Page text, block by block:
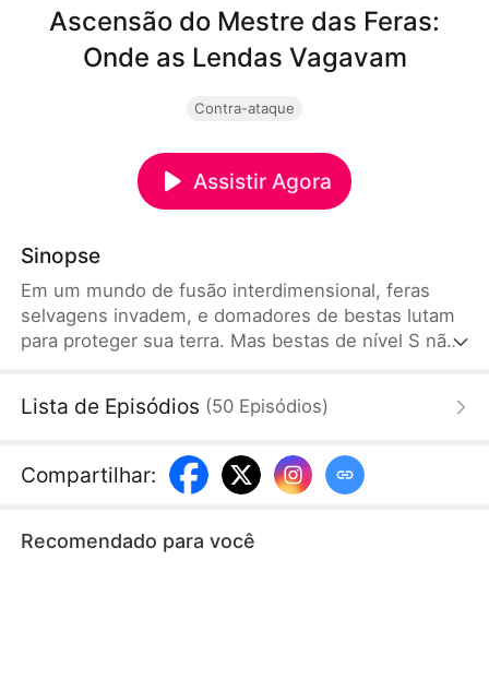
Ascensão do Mestre das Feras:
Onde as Lendas Vagavam
Contra-ataque
Assistir Agora
Sinopse
Em um mundo de fusão interdimensional, feras
selvagens invadem, e domadores de bestas lutam
para proteger sua terra. Mas bestas de nível S não
de Domador de Bestas, Raul é expulso da família e
Jardim das Bestas Mágicas, um paraíso repleto de
bestas de nível S, onde Raul ganha uma chance
Lista de Episódios (50 Episódios)
Compartilhar:
Recomendado para você